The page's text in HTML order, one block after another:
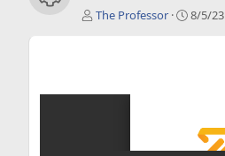
T
ả
The Professor
C
8/5/23